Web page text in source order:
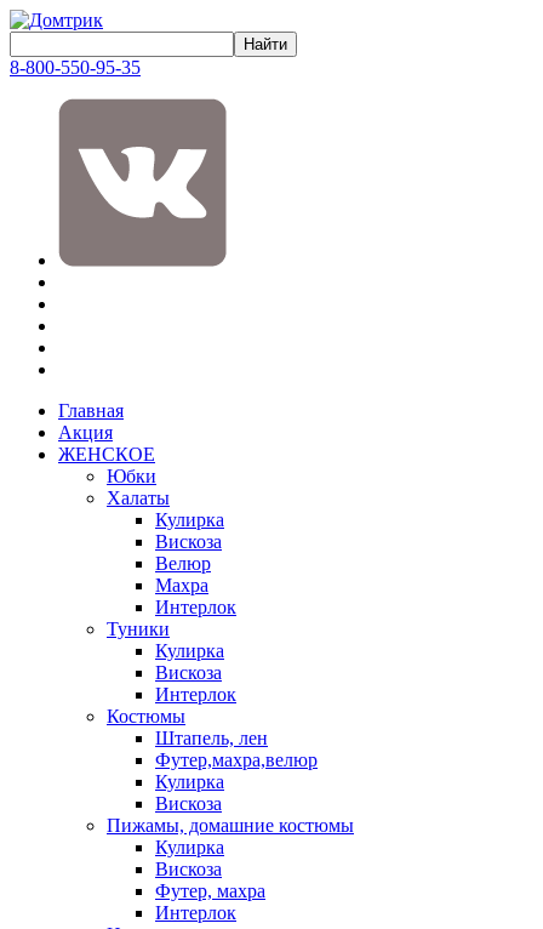
8-800-550-95-35
Главная
Акция
ЖЕНСКОЕ
Юбки
Халаты
Кулирка
Вискоза
Велюр
Махра
Интерлок
Туники
Кулирка
Вискоза
Интерлок
Костюмы
Штапель, лен
Футер,махра,велюр
Кулирка
Вискоза
Пижамы, домашние костюмы
Кулирка
Вискоза
Футер, махра
Интерлок